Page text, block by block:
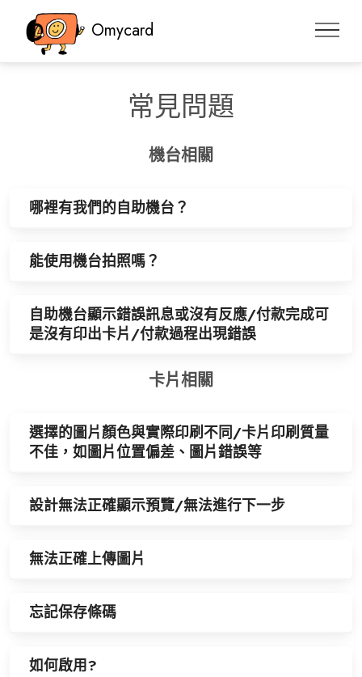
Omycard
常見問題
機台相關
哪裡有我們的自助機台？
能使用機台拍照嗎？
自助機台顯示錯誤訊息或沒有反應/付款完成可
是沒有印出卡片/付款過程出現錯誤
卡片相關
選擇的圖片顏色與實際印刷不同/卡片印刷質量
不佳，如圖片位置偏差、圖片錯誤等
設計無法正確顯示預覽/無法進行下一步
無法正確上傳圖片
忘記保存條碼
如何啟用?